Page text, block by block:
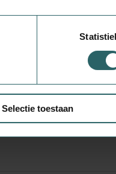
Selectie toestaan